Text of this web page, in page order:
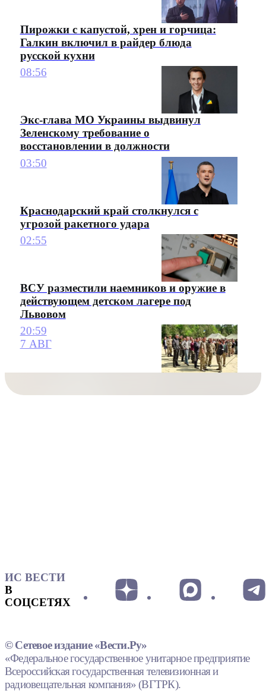
Пирожки с капустой, хрен и горчица:
Галкин включил в райдер блюда
русской кухни
08:56
Экс-глава МО Украины выдвинул
Зеленскому требование о
восстановлении в должности
03:50
Краснодарский край столкнулся с
угрозой ракетного удара
02:55
ВСУ разместили наемников и оружие в
действующем детском лагере под
Львовом
20:59
7 АВГ
ИС ВЕСТИ
В
СОЦСЕТЯХ
© Сетевое издание «Вести.Ру»
«Федеральное государственное унитарное предприятие
Всероссийская государственная телевизионная и
радиовещательная компания» (ВГТРК).